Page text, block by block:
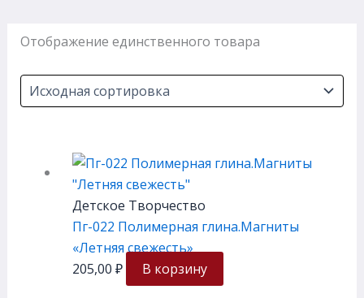
Отображение единственного товара
Детское Творчество
Пг-022 Полимерная глина.Магниты
«Летняя свежесть»
205,00 ₽ В корзину